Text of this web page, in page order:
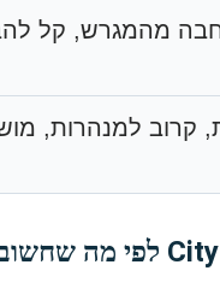
מהמגרש, קל